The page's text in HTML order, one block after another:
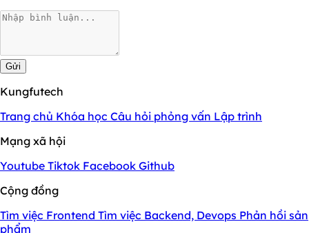
Gửi
Kungfutech
Trang chủ Khóa học Câu hỏi phỏng vấn Lập trình
Mạng xã hội
Youtube Tiktok Facebook Github
Cộng đồng
Tìm việc Frontend Tìm việc Backend, Devops Phản hồi sản
phẩm